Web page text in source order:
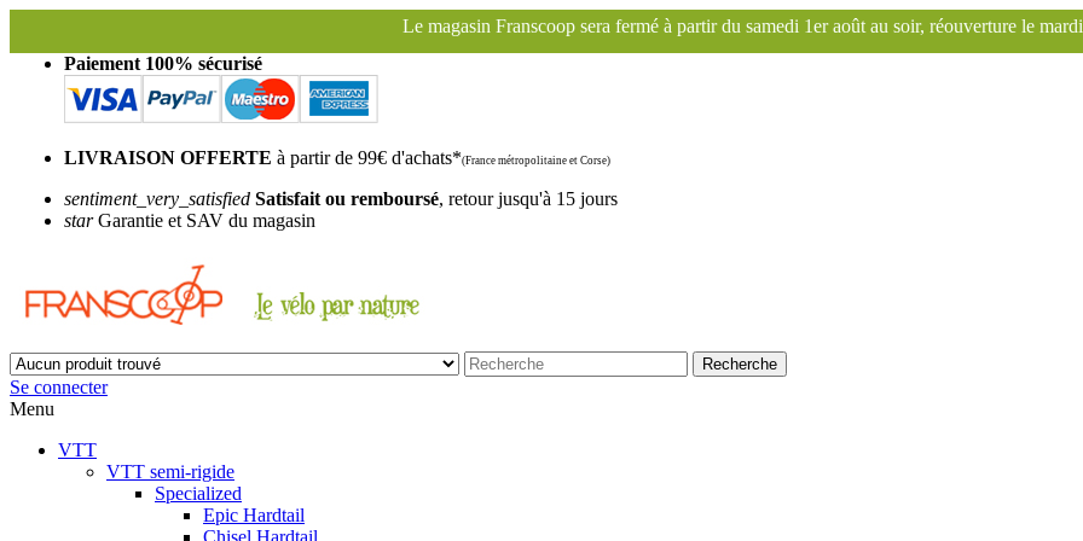
Le magasin Franscoop sera fermé à partir du samedi 1er août au soir, réouverture le mardi 1er septembre. Le site
Paiement 100% sécurisé
LIVRAISON OFFERTE à partir de 99€ d'achats*(France métropolitaine et Corse)
sentiment_very_satisfied Satisfait ou remboursé, retour jusqu'à 15 jours
starGarantie et SAV du magasin
Recherche
Se connecter
Menu
VTT
VTT semi-rigide
Specialized
Epic Hardtail
Chisel Hardtail